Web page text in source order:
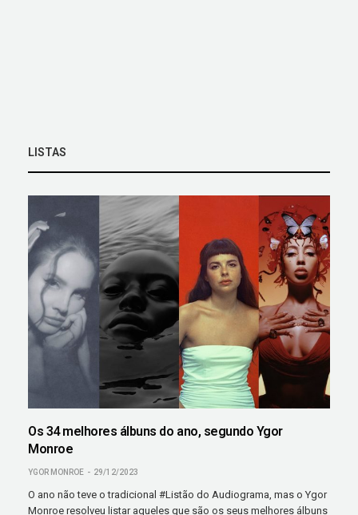
LISTAS
Os 34 melhores álbuns do ano, segundo Ygor
Monroe
YGOR MONROE 29/12/2023
O ano não teve o tradicional #Listão do Audiograma, mas o Ygor
Monroe resolveu listar aqueles que são os seus melhores álbuns